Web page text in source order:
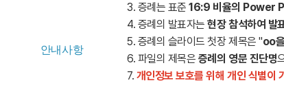
안내사항
3. 증례는 표준16:9 비율의 Power
4. 증례의 발표자는현장 참석하여 발
5. 증례의 슬라이드 첫장 제목은 "oo
6. 파일의 제목은 증례의 영문 진단명
7. 개인정보 보호를 위해 개인 식별이